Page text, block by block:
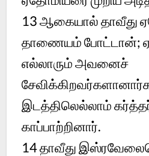
13ஆகையால் தாவீது
தாணையம் போட்டான்;
எல்லாரும் அவனைச்
இடத்திலெல்லாம்
காப்பாற்றினார்.
14தாவீது